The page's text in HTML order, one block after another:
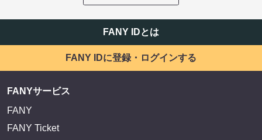
FANY IDとは
FANY IDに登録・ログインする
FANYサービス
FANY
FANY Ticket